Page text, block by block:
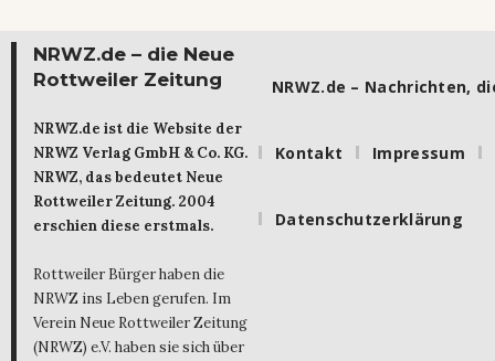
NRWZ.de – die Neue
Rottweiler Zeitung
NRWZ.de ist die Website der
NRWZ Verlag GmbH & Co. KG.
NRWZ, das bedeutet Neue
Rottweiler Zeitung. 2004
erschien diese erstmals.
Rottweiler Bürger haben die
NRWZ ins Leben gerufen. Im
Verein Neue Rottweiler Zeitung
(NRWZ) e.V. haben sie sich über
NRWZ.de – Nachrichten,
Kontakt Impressum
Datenschutzerklärung